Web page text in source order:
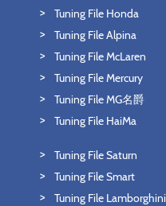
Tuning File Honda
Tuning File Alpina
Tuning File McLaren
Tuning File Mercury
Tuning File MG名爵
Tuning File HaiMa
Tuning File Saturn
Tuning File Smart
Tuning File Lamborghini